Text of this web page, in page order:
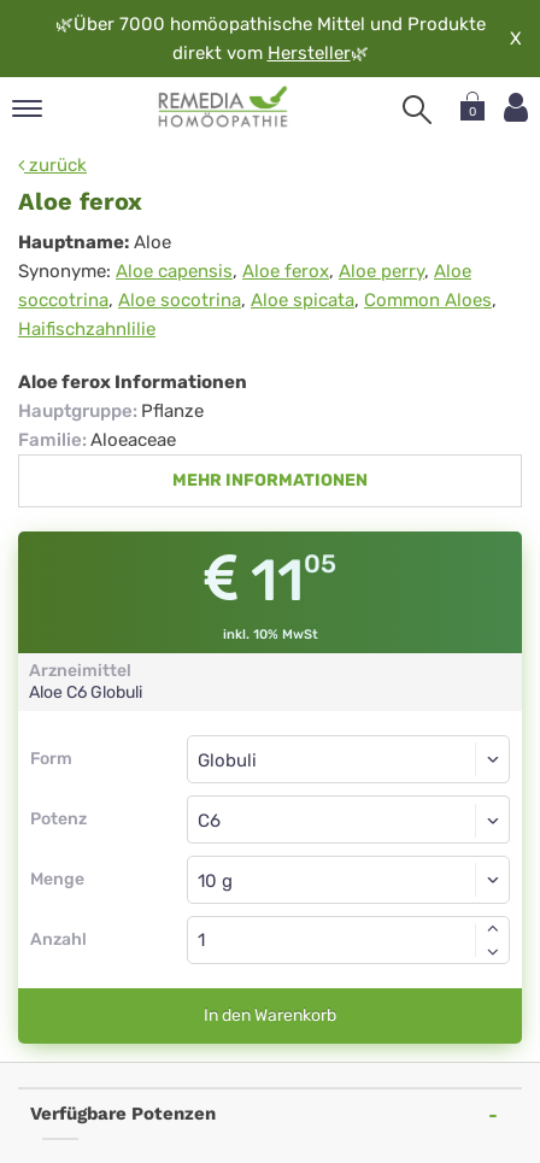
🌿Über 7000 homöopathische Mittel und Produkte
direkt vom Hersteller🌿
X
0
zurück
Aloe ferox
Aloe
ferox
Hauptname: Aloe
Synonyme: Aloe capensis, Aloe ferox, Aloe perry, Aloe
soccotrina, Aloe socotrina, Aloe spicata, Common Aloes,
Haifischzahnlilie
Aloe ferox Informationen
Hauptgruppe: Pflanze
Familie: Aloeaceae
MEHR INFORMATIONEN
1105
inkl. 10% MwSt
Arzneimittel
AloeC6Globuli
Form
Form
Potenz
Globuli
C6
Menge
Globuli
Anzahl
In den Warenkorb
Verfügbare Potenzen